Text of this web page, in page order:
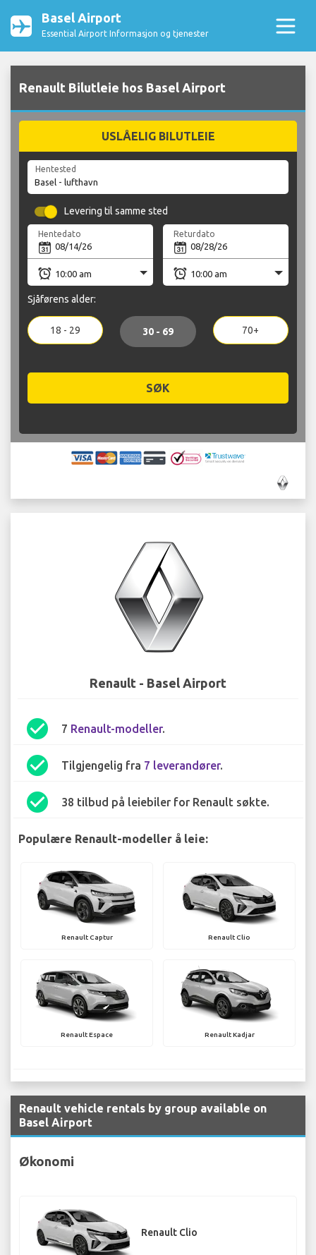
Basel Airport
Essential Airport Informasjon og tjenester
Renault Bilutleie hos Basel Airport
USLÅELIG BILUTLEIE
Hentested
Levering til samme sted
Hentedato Returdato
Sjåførens alder:
18 - 29 30 - 69 70+
SØK
Renault - Basel Airport
check_circle 7 Renault-modeller.
check_circle Tilgjengelig fra 7 leverandører.
check_circle 38 tilbud på leiebiler for Renault søkte.
Populære Renault-modeller å leie:
Renault Captur Renault Clio
Renault Espace Renault Kadjar
Renault vehicle rentals by group available on
Basel Airport
Økonomi
Renault Clio